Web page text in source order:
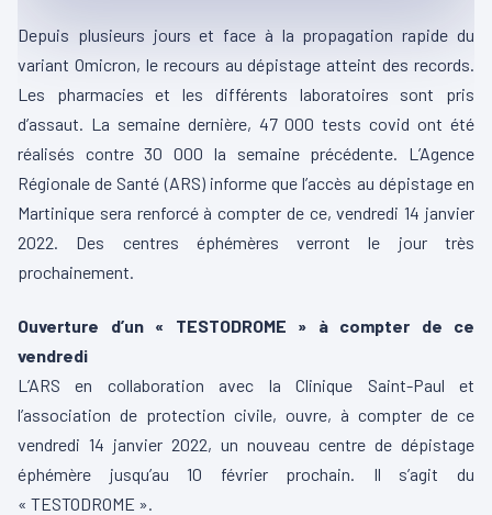
Depuis plusieurs jours et face à la propagation rapide du
variant Omicron, le recours au dépistage atteint des records.
Les pharmacies et les différents laboratoires sont pris
d’assaut. La semaine dernière, 47 000 tests covid ont été
réalisés contre 30 000 la semaine précédente. L’Agence
Régionale de Santé (ARS) informe que l’accès au dépistage en
Martinique sera renforcé à compter de ce, vendredi 14 janvier
2022. Des centres éphémères verront le jour très
prochainement.
Ouverture d’un « TESTODROME » à compter de ce
vendredi
L’ARS en collaboration avec la Clinique Saint-Paul et
l’association de protection civile, ouvre, à compter de ce
vendredi 14 janvier 2022, un nouveau centre de dépistage
éphémère jusqu’au 10 février prochain. Il s’agit du
« TESTODROME ».